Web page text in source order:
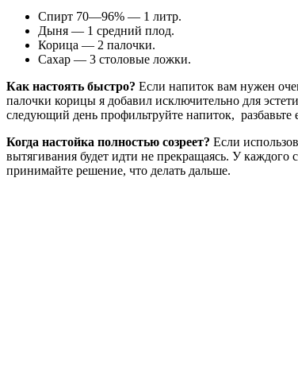
Спирт 70—96% — 1 литр.
Дыня — 1 средний плод.
Корица — 2 палочки.
Сахар — 3 столовые ложки.
Как настоять быстро? Если напиток вам нужен
палочки корицы я добавил исключительно для
следующий день профильтруйте напиток, разбавьте
Когда настойка полностью созреет? Если
вытягивания будет идти не прекращаясь. У каждого
принимайте решение, что делать дальше.